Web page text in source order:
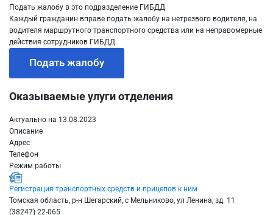
Подать жалобу в это подразделение ГИБДД
Каждый гражданин вправе подать жалобу на нетрезвого водителя, на
водителя маршрутного транспортного средства или на неправомерные
действия сотрудников ГИБДД.
Подать жалобу
Оказываемые улуги отделения
Актуально на 13.08.2023
Описание
Адрес
Телефон
Режим работы
Регистрация транспортных средств и прицепов к ним
Томская область, р-н Шегарский, с Мельниково, ул Ленина, зд. 11
(38247) 22-065